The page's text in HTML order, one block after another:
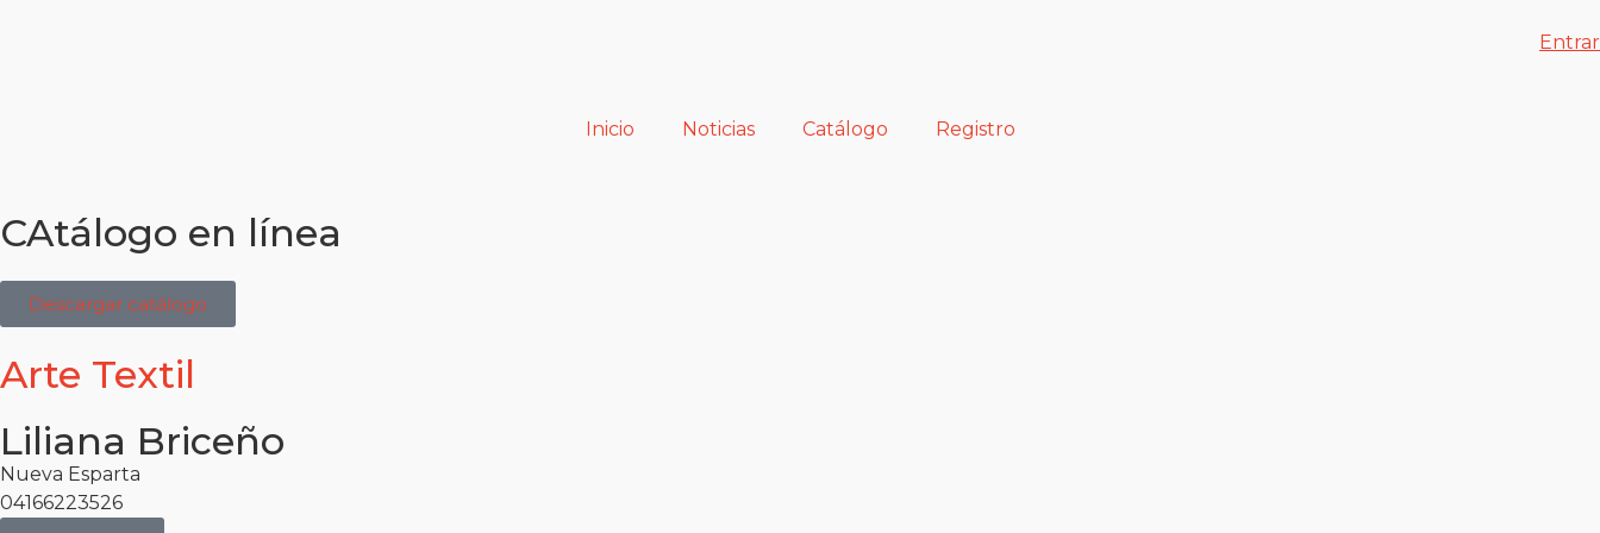
Entrar
Inicio Noticias Catálogo Registro
CAtálogo en línea
Descargar catálogo
Arte Textil
Liliana Briceño
Nueva Esparta
04166223526